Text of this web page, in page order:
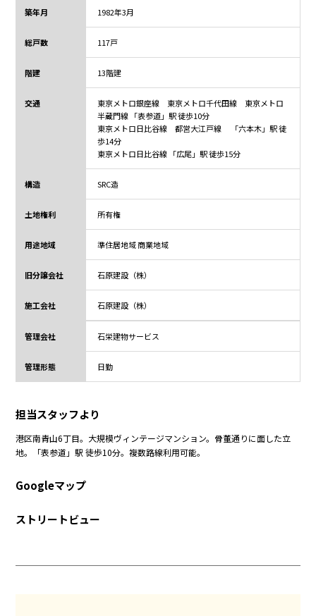
築年月 1982年3月
総戸数 117戸
階建 13階建
交通
東京メトロ銀座線 東京メトロ千代田線 東京メトロ
半蔵門線 「表参道」駅 徒歩10分
東京メトロ日比谷線 都営大江戸線 「六本木」駅 徒
歩14分
東京メトロ日比谷線 「広尾」駅 徒歩15分
構造 SRC造
土地権利 所有権
用途地域 準住居地域 商業地域
旧分譲会社 石原建設（株）
施工会社 石原建設（株）
管理会社 石栄建物サービス
管理形態 日勤
担当スタッフより
港区南青山6丁目。大規模ヴィンテージマンション。骨董通りに面した立
地。「表参道」駅 徒歩10分。複数路線利用可能。
Googleマップ
ストリートビュー